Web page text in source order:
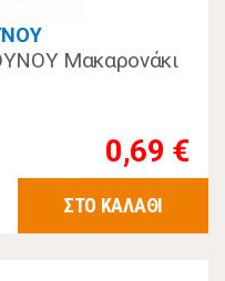
Μακαρονάκι
0,69 €
ΣΤΟ ΚΑΛΑΘΙ